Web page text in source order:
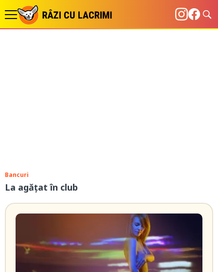
Bancuri
La agățat în club